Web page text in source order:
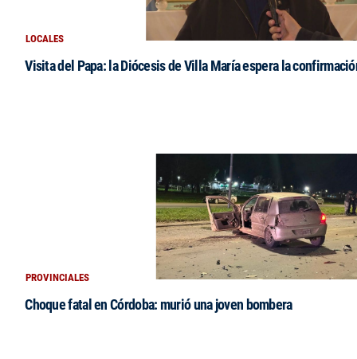
LOCALES
Visita del Papa: la Diócesis de Villa María espera la
PROVINCIALES
Choque fatal en Córdoba: murió una joven bombera